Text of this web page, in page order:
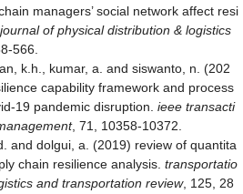
managers’ social network affect resi
of physical distribution & logistics
566.
k.h., kumar, a. and siswanto, n. (202
capability framework and process
19 pandemic disruption. ieee transacti
, 71, 10358-10372.
and dolgui, a. (2019) review of quantita
chain resilience analysis. transportatio
and transportation review, 125, 28